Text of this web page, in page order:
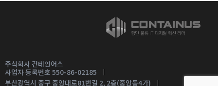
주식회사 컨테인어스
사업자 등록번호 550-86-02185
부산광역시 중구 중앙대로81번길 2, 2층(중앙동4가)